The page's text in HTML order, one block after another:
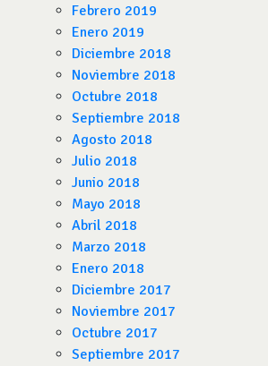
Febrero 2019
Enero 2019
Diciembre 2018
Noviembre 2018
Octubre 2018
Septiembre 2018
Agosto 2018
Julio 2018
Junio 2018
Mayo 2018
Abril 2018
Marzo 2018
Enero 2018
Diciembre 2017
Noviembre 2017
Octubre 2017
Septiembre 2017